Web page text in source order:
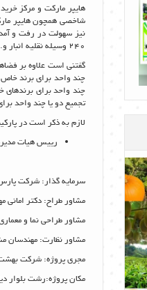
هایپر مارکت و مرکز
شاخصی همچون هایپر
نیز سهولت در رفت و
240 وسیله نقلیه انبار و...طراحی و هم اکنون در دست اجراء است. و انشاالله در اردیبهشت 95 به بهره برداری خواهد رسید.
تجمیع دو یا چند واحد
لازم به ذکر است در
رییس هیات
سرمایه گذار: شرکت
مشاور طراح: دکتر امانی
مشاور طراحی نما و
مشاور نظارت: مهندسان
مجری پروژه: شرکت
مکان پروژه:رشت بلوار